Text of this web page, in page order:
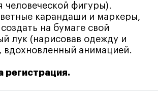
человеческой фигуры).
карандаши и маркеры,
на бумаге свой
лук (нарисовав одежду и
вдохновленный анимацией.
регистрация.